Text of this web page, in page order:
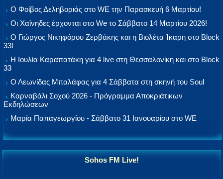
Ο Φοίβος Δεληβοριάς στο WE την Παρασκευή 6 Μαρτίου!
Οι Χαΐνηδες έρχονται στο We το Σάββατο 14 Μαρτίου 2026!
Ο Γιώργος Νικηφόρου Ζερβάκης και η Βιολέτα Ίκαρη στο Block
33!
Η Ιουλία Καραπατάκη για 4 live στη Θεσσαλονίκη και στο Block
33
Ο Λεωνίδας Μπαλάφας για 4 Σάββατα στη σκηνή του Soul
Καρναβάλι Σοχού 2026 - Πρόγραμμα Αποκριάτικων
Εκδηλώσεων
Μαρία Παπαγεωργίου - Σάββατο 31 Ιανουαρίου στο WE
Sohos FM Live!